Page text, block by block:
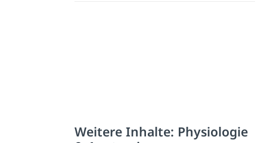
Weitere Inhalte: Physiologie